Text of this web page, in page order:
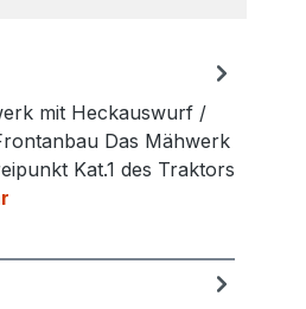
mit Heckauswurf /
Das Mähwerk
Kat.1 des Traktors